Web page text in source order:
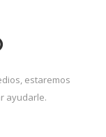
estaremos
ayudarle.